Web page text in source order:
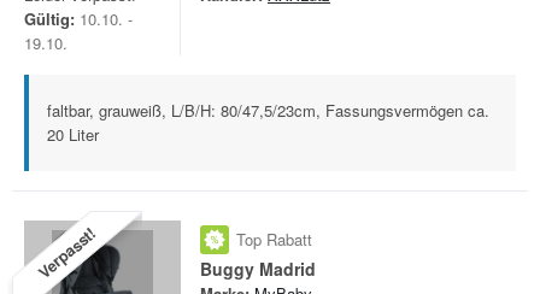
Gültig: 10.10. -
19.10.
faltbar, grauweiß, L/B/H: 80/47,5/23cm, Fassungsvermögen ca.
20 Liter
Verpasst! Top Rabatt
Buggy Madrid